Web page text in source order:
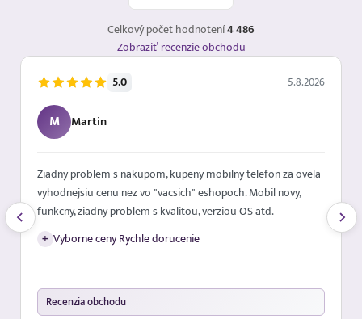
Celkový počet hodnotení4 486
Zobraziť recenzie obchodu
5.0 5.8.2026
M Martin
Ziadny problem s nakupom, kupeny mobilny telefon za ovela
vyhodnejsiu cenu nez vo "vacsich" eshopoch. Mobil novy,
funkcny, ziadny problem s kvalitou, verziou OS atd.
+ Vyborne ceny Rychle dorucenie
Recenzia obchodu